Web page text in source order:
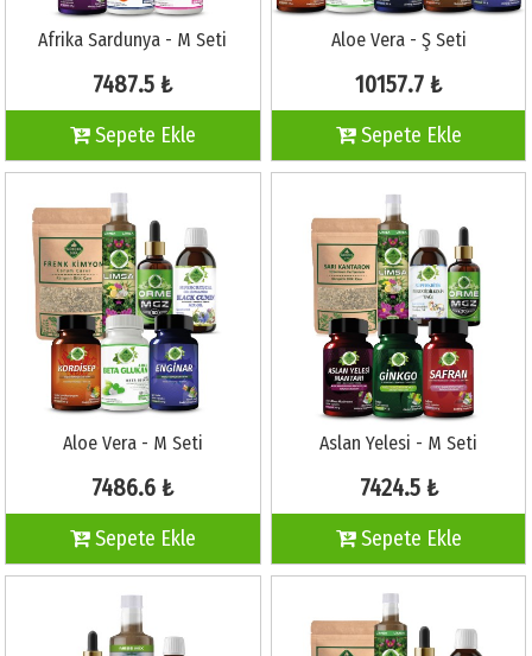
Afrika Sardunya - M Seti
7487.5 ₺
Sepete Ekle
Aloe Vera - Ş Seti
10157.7 ₺
Sepete Ekle
Aloe Vera - M Seti
7486.6 ₺
Sepete Ekle
Aslan Yelesi - M Seti
7424.5 ₺
Sepete Ekle